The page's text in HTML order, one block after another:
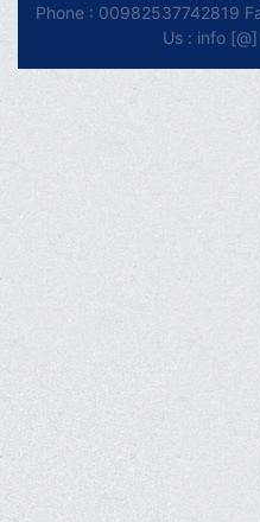
Phone : 00982537742819
Us : info